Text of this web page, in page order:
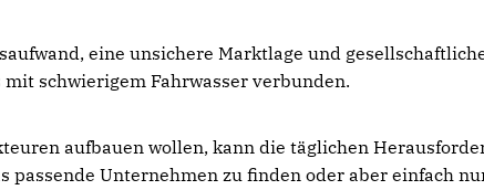
eine unsichere Marktlage und
schwierigem Fahrwasser verbunden.
aufbauen wollen, kann die täglichen
Unternehmen zu finden oder aber einfach